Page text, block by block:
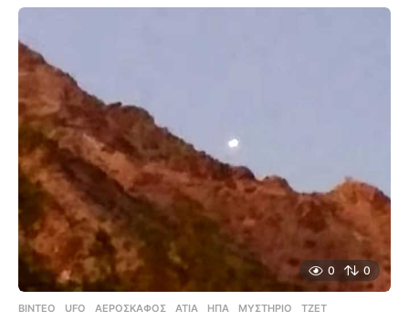
0 0
ΒΊΝΤΕΟ UFO ,ΑΕΡΟΣΚΆΦΟΣ ,ΑΤΙΑ ,ΗΠΑ ,ΜΥΣΤΉΡΙΟ ,ΤΖΕΤ